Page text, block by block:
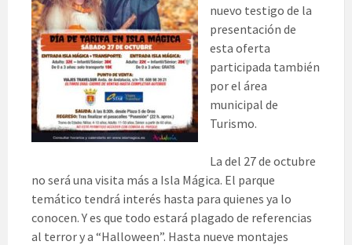
nuevo testigo de la
presentación de
esta oferta
participada también
por el área
municipal de
Turismo.
La del 27 de octubre
no será una visita más a Isla Mágica. El parque
temático tendrá interés hasta para quienes ya lo
conocen. Y es que todo estará plagado de referencias
al terror y a “Halloween”. Hasta nueve montajes